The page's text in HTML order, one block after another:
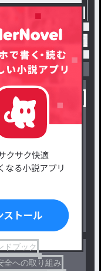
俺のかわいい子… / なあ
ルから探す
マンス
ジー・異世界・SF
ミステリー
ドブック
全への取り組み